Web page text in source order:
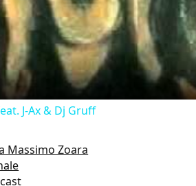
Video
J-Ax & Dj Gruff
Massimo Zoara